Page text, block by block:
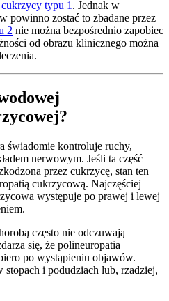
cukrzycy typu 1 . Jednak w
powinno zostać to zbadane przez
2 nie można bezpośrednio zapobiec
od obrazu klinicznego można
świadomie kontroluje ruchy,
nerwowym. Jeśli ta część
przez cukrzycę, stan ten
cukrzycową. Najczęściej
występuje po prawej i lewej
często nie odczuwają
się, że polineuropatia
po wystąpieniu objawów.
stopach i podudziach lub, rzadziej,